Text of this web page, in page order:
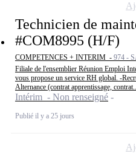
Technicien de
#COM8995 (H/F)
COMPETENCES + INTERIM - 974 -
Filiale de l'ensemblier Réunion Emploi
vous propose un service RH global. -
Alternance (contrat apprentissage,
Intérim - Non renseigné
Publié il y a 25 jours